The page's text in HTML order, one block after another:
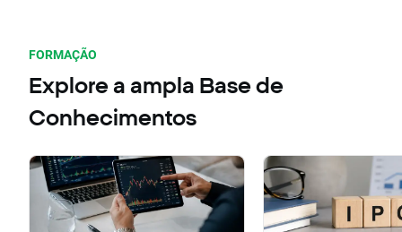
FORMAÇÃO
Explore a ampla Base de
Conhecimentos